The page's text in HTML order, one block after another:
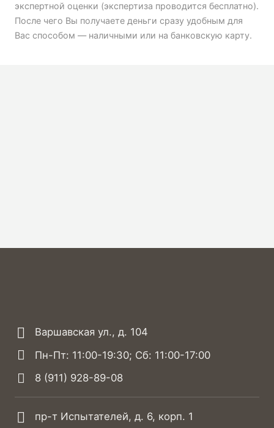
экспертной оценки (экспертиза проводится бесплатно).
После чего Вы получаете деньги сразу удобным для
Вас способом — наличными или на банковскую карту.
Варшавская ул., д. 104
Пн-Пт: 11:00-19:30; Сб: 11:00-17:00
8 (911) 928-89-08
пр-т Испытателей, д. 6, корп. 1